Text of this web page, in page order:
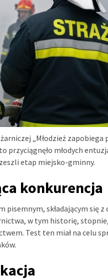
„Młodzież zapobiega
przyciągnęło młodych
etap miejsko-gminny.
konkurencja
pisemnym, składającym się
w tym historię,
Test ten miał na celu